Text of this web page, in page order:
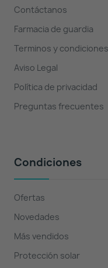
Contáctanos
Farmacia de guardia
Terminos y condiciones
Aviso Legal
Política de privacidad
Preguntas frecuentes
Condiciones
Ofertas
Novedades
Más vendidos
Protección solar